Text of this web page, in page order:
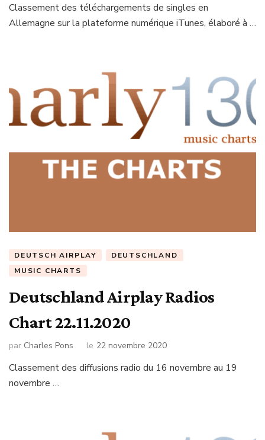
Classement des téléchargements de singles en
Allemagne sur la plateforme numérique iTunes, élaboré à …
DEUTSCH AIRPLAY
DEUTSCHLAND
MUSIC CHARTS
Deutschland Airplay Radios
Chart 22.11.2020
par Charles Pons le 22 novembre 2020
Classement des diffusions radio du 16 novembre au 19
novembre …